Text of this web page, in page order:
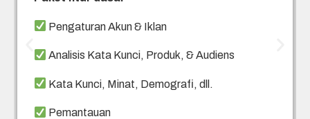
Pengaturan Akun & Iklan
Analisis Kata Kunci, Produk, & Audiens
Kata Kunci, Minat, Demografi, dll.
Pemantauan